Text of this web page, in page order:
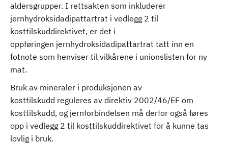
aldersgrupper. I rettsakten som inkluderer
jernhydroksidadipattartrat i vedlegg 2 til
kosttilskuddirektivet, er det i
oppføringen jernhydroksidadipattartrat tatt inn en
fotnote som henviser til vilkårene i unionslisten for ny
mat.
Bruk av mineraler i produksjonen av
kosttilskudd reguleres av direktiv 2002/46/EF om
kosttilskudd, og jernforbindelsen må derfor også føres
opp i vedlegg 2 til kosttilskuddirektivet for å kunne tas
lovlig i bruk.